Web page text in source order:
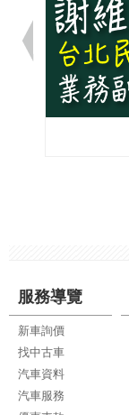
服務導覽
新車詢價
找中古車
汽車資料
汽車服務